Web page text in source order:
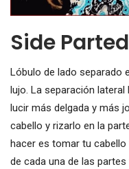
Side
Lóbulo de lado separado
lujo. La separación
lucir más delgada y más
cabello y rizarlo en la
hacer es tomar tu
de cada una de las